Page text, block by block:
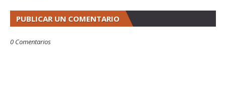
PUBLICAR UN COMENTARIO
0 Comentarios